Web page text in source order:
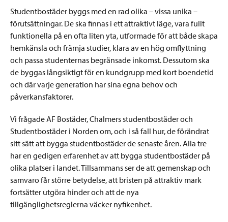
Studentbostäder byggs med en rad olika – vissa unika –
förutsättningar. De ska finnas i ett attraktivt läge, vara fullt
funktionella på en ofta liten yta, utformade för att både skapa
hemkänsla och främja studier, klara av en hög omflyttning
och passa studenternas begränsade inkomst. Dessutom ska
de byggas långsiktigt för en kundgrupp med kort boendetid
och där varje generation har sina egna behov och
påverkansfaktorer.
Vi frågade AF Bostäder, Chalmers studentbostäder och
Studentbostäder i Norden om, och i så fall hur, de förändrat
sitt sätt att bygga studentbostäder de senaste åren. Alla tre
har en gedigen erfarenhet av att bygga studentbostäder på
olika platser i landet. Tillsammans ser de att gemenskap och
samvaro får större betydelse, att bristen på attraktiv mark
fortsätter utgöra hinder och att de nya
tillgänglighetsreglerna väcker nyfikenhet.